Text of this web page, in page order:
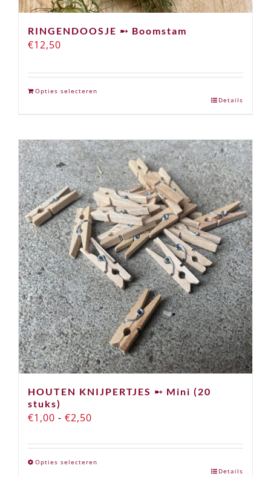
RINGENDOOSJE ➸ Boomstam
€12,50
Opties selecteren
Details
HOUTEN KNIJPERTJES ➸ Mini (20
stuks)
€1,00 - €2,50
tot
€2,50
Opties selecteren
Details